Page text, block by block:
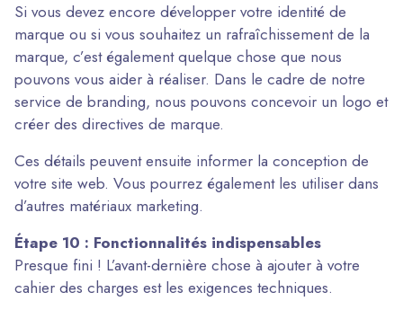
Si vous devez encore développer votre identité de
marque ou si vous souhaitez un rafraîchissement de la
marque, c’est également quelque chose que nous
pouvons vous aider à réaliser. Dans le cadre de notre
service de branding, nous pouvons concevoir un logo et
créer des directives de marque.
Ces détails peuvent ensuite informer la conception de
votre site web. Vous pourrez également les utiliser dans
d’autres matériaux marketing.
Étape 10 : Fonctionnalités indispensables
Presque fini ! L’avant-dernière chose à ajouter à votre
cahier des charges est les exigences techniques.